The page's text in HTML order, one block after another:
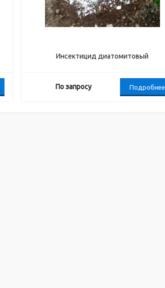
Инсектицид диатомитовый
По запросу Подробнее